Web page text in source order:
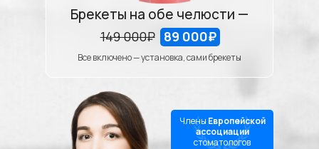
Брекеты на обе челюсти —
Члены Европейской
ассоциации
стоматологов
Все включено — установка, сами брекеты
89 000₽
149 000₽